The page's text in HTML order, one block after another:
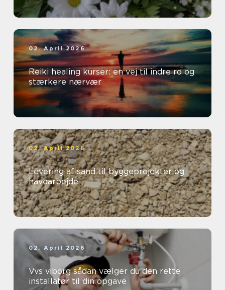
02. April 2026
Reiki healing kurser: en vej til indre ro og
stærkere nærvær
02. April 2026
Levering af sand til byggeprojekter og
havearbejde
02. April 2026
Vvs viborg sådan vælger du den rette
installatør til din opgave